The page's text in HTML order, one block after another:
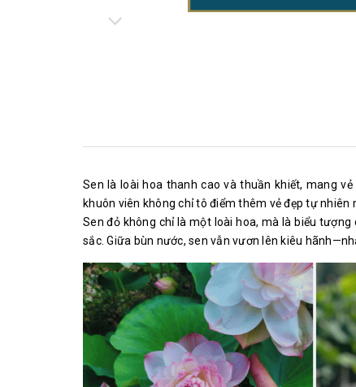
Sen là loài hoa thanh cao và thuần khiết, mang
khuôn viên không chỉ tô điểm thêm vẻ đẹp tự
Sen đỏ không chỉ là một loài hoa, mà là biểu
sắc. Giữa bùn nước, sen vẫn vươn lên kiêu